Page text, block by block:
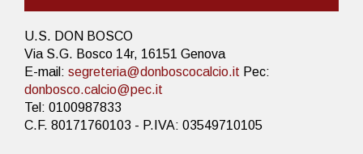
U.S. DON BOSCO
Via S.G. Bosco 14r, 16151 Genova
E-mail: segreteria@donboscocalcio.it Pec:
donbosco.calcio@pec.it
Tel: 0100987833
C.F. 80171760103 - P.IVA: 03549710105